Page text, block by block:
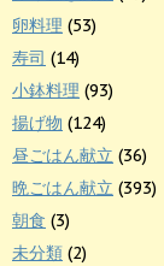
卵料理 (53)
寿司 (14)
小鉢料理 (93)
揚げ物 (124)
昼ごはん献立 (36)
晩ごはん献立 (393)
朝食 (3)
未分類 (2)